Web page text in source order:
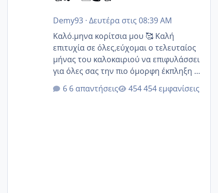
Demy93· Δευτέρα στις 08:39 AM
Καλό.μηνα κορίτσια μου 🥰 Καλή
επιτυχία σε όλες,εύχομαι ο τελευταίος
μήνας του καλοκαιριού να επιφυλάσσει
για όλες σας την πιο όμορφη έκπληξη 🧿
@Elk @Melikara86 @Παρασκευαιδου
@Zenia z @melitiniღ @Christi.D.
6 απαντήσεις 454 εμφανίσεις